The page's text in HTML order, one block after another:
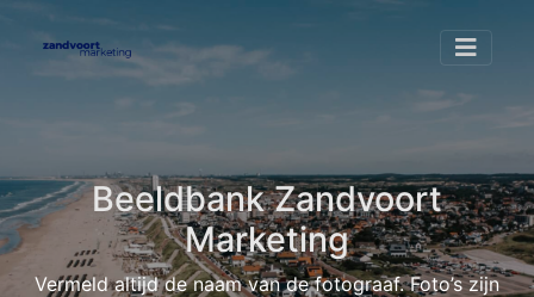
Beeldbank Zandvoort
Marketing
Vermeld altijd de naam van de fotograaf. Foto’s zijn